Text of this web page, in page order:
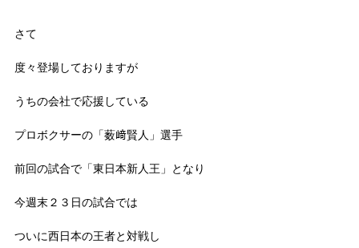
さて
度々登場しておりますが
うちの会社で応援している
プロボクサーの「薮﨑賢人」選手
前回の試合で「東日本新人王」となり
今週末２３日の試合では
ついに西日本の王者と対戦し